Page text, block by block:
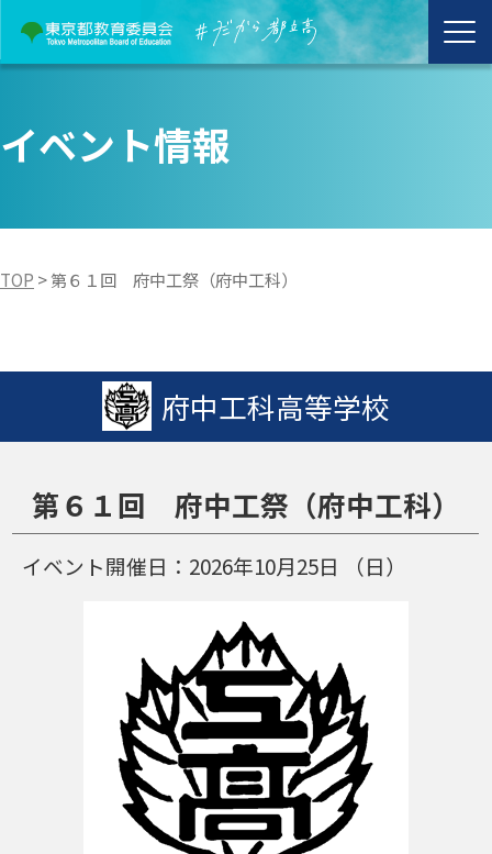
イベント情報
TOP >第６１回 府中工祭（府中工科）
府中工科高等学校
第６１回 府中工祭（府中工科）
イベント開催日： 2026年10月25日 （日）